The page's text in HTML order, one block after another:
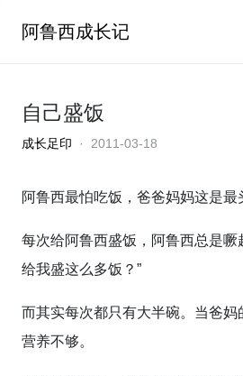
阿鲁西成长记
自己盛饭
成长足印 · 2011-03-18
阿鲁西最怕吃饭，爸爸妈妈这是最
每次给阿鲁西盛饭，阿鲁西总是噘
给我盛这么多饭？”
而其实每次都只有大半碗。当爸妈
营养不够。